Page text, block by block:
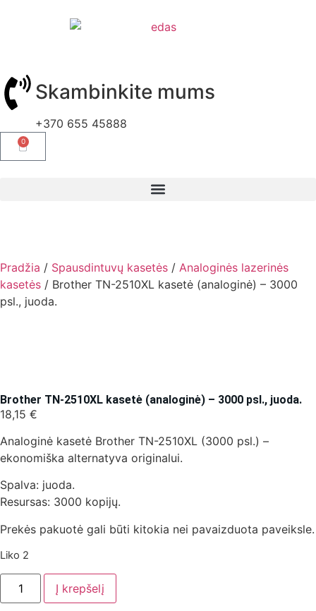
Skambinkite mums
+370 655 45888
0
Pradžia / Spausdintuvų kasetės / Analoginės lazerinės
kasetės / Brother TN-2510XL kasetė (analoginė) – 3000
psl., juoda.
Brother TN-2510XL kasetė (analoginė) – 3000 psl., juoda.
18,15 €
Analoginė kasetė Brother TN-2510XL (3000 psl.) –
ekonomiška alternatyva originalui.
Spalva: juoda.
Resursas: 3000 kopijų.
Prekės pakuotė gali būti kitokia nei pavaizduota paveiksle.
Liko 2
Į krepšelį